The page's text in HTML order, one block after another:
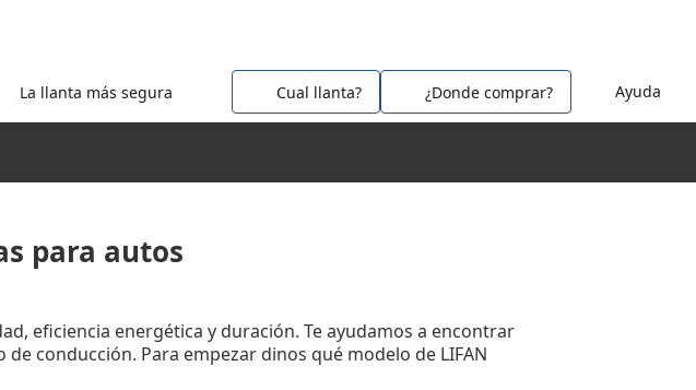
Ayuda
La llanta más segura Cual llanta? ¿Donde comprar?
para autos
eficiencia energética y duración. Te ayudamos a encontrar
conducción. Para empezar dinos qué modelo de LIFAN